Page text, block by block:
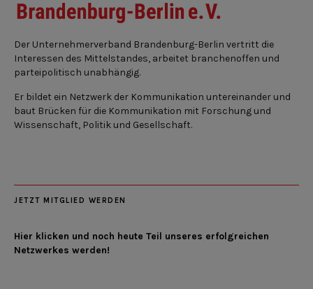
Der Unternehmerverband Brandenburg-Berlin vertritt die
Interessen des Mittelstandes, arbeitet branchenoffen und
parteipolitisch unabhängig.
Er bildet ein Netzwerk der Kommunikation untereinander und
baut Brücken für die Kommunikation mit Forschung und
Wissenschaft, Politik und Gesellschaft.
JETZT MITGLIED WERDEN
Hier klicken und noch heute Teil unseres erfolgreichen
Netzwerkes werden!